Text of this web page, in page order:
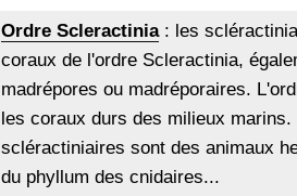
Ordre Scleractinia: les
coraux de l'ordre Scleractinia,
madrépores ou madréporaires.
les coraux durs des milieux marins.
scléractiniaires sont des animaux
du phyllum des cnidaires...